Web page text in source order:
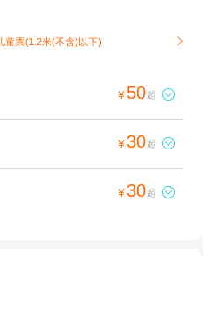
童票(1.2米(不含)以下) 
¥ 50起 
¥30起 
¥30起 